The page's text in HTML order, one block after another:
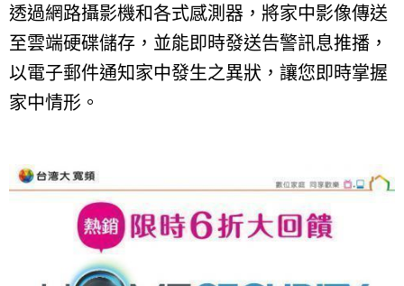
透過網路攝影機和各式感測器，將家中影像傳送
至雲端硬碟儲存，並能即時發送告警訊息推播，
以電子郵件通知家中發生之異狀，讓您即時掌握
家中情形。